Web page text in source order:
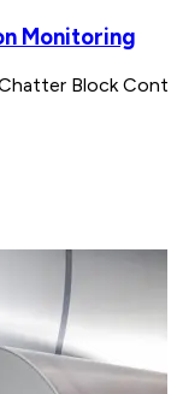
Monitoring
Block